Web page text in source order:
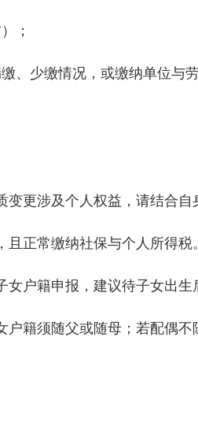
；
少缴情况，或缴纳单位与劳
涉及个人权益，请结合自
常缴纳社保与个人所得税
户籍申报，建议待子女出生
须随父或随母；若配偶不